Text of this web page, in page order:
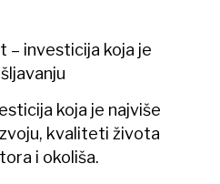
– investicija koja je
koja je najviše
kvaliteti života
i okoliša.